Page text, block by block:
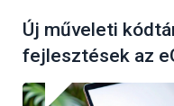
Új műveleti
fejlesztések az